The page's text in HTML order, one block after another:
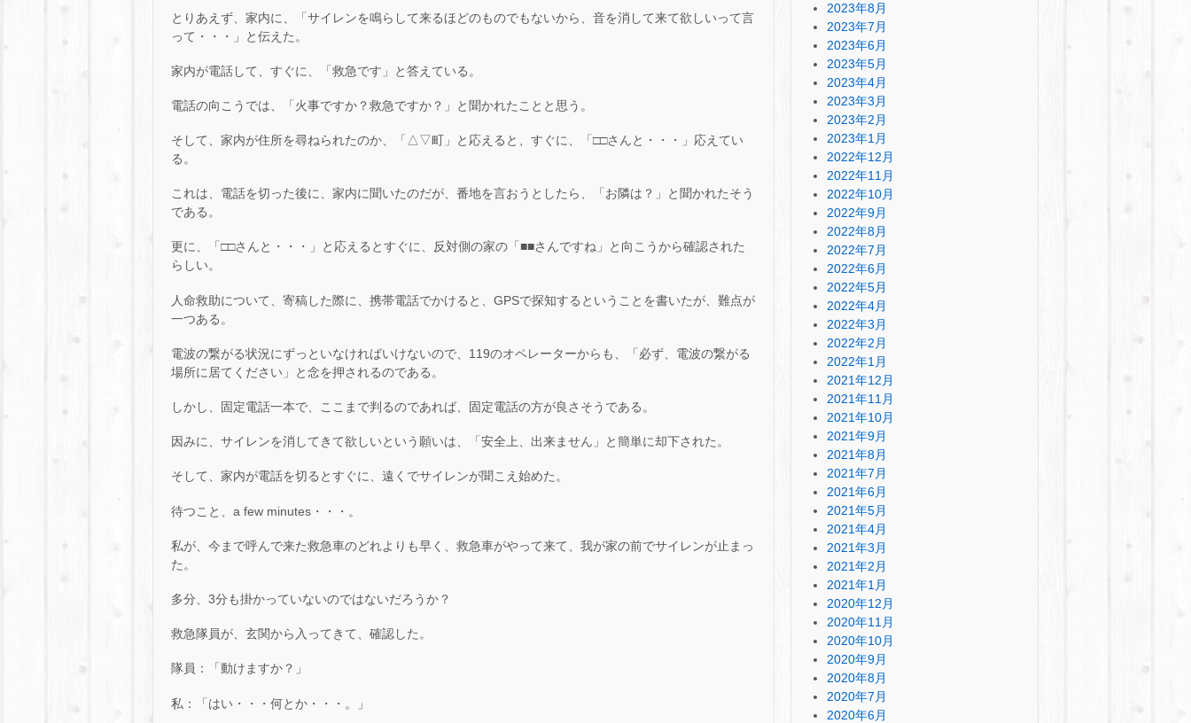
とりあえず、家内に、「サイレンを鳴らして来るほどのものでもないから、音を消して来て欲しいって言
って・・・」と伝えた。
家内が電話して、すぐに、「救急です」と答えている。
電話の向こうでは、「火事ですか？救急ですか？」と聞かれたことと思う。
そして、家内が住所を尋ねられたのか、「△▽町」と応えると、すぐに、「□□さんと・・・」応えてい
る。
これは、電話を切った後に、家内に聞いたのだが、番地を言おうとしたら、「お隣は？」と聞かれたそう
である。
更に、「□□さんと・・・」と応えるとすぐに、反対側の家の「■■さんですね」と向こうから確認された
らしい。
人命救助について、寄稿した際に、携帯電話でかけると、GPSで探知するということを書いたが、難点が
一つある。
電波の繋がる状況にずっといなければいけないので、119のオペレーターからも、「必ず、電波の繋がる
場所に居てください」と念を押されるのである。
しかし、固定電話一本で、ここまで判るのであれば、固定電話の方が良さそうである。
因みに、サイレンを消してきて欲しいという願いは、「安全上、出来ません」と簡単に却下された。
そして、家内が電話を切るとすぐに、遠くでサイレンが聞こえ始めた。
待つこと、a few minutes・・・。
私が、今まで呼んで来た救急車のどれよりも早く、救急車がやって来て、我が家の前でサイレンが止まっ
た。
多分、3分も掛かっていないのではないだろうか？
救急隊員が、玄関から入ってきて、確認した。
隊員：「動けますか？」
私：「はい・・・何とか・・・。」
2023年8月
2023年7月
2023年6月
2023年5月
2023年4月
2023年3月
2023年2月
2023年1月
2022年12月
2022年11月
2022年10月
2022年9月
2022年8月
2022年7月
2022年6月
2022年5月
2022年4月
2022年3月
2022年2月
2022年1月
2021年12月
2021年11月
2021年10月
2021年9月
2021年8月
2021年7月
2021年6月
2021年5月
2021年4月
2021年3月
2021年2月
2021年1月
2020年12月
2020年11月
2020年10月
2020年9月
2020年8月
2020年7月
2020年6月